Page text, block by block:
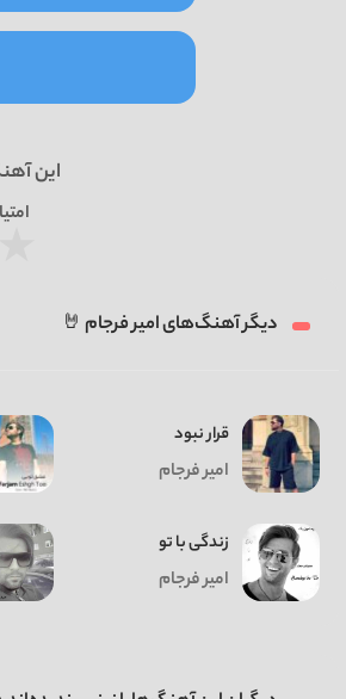
این
دیگر آهنگ‌های امیر فرجام 🤘
قرار نبود
امیر فرجام
زندگی با تو
امیر فرجام